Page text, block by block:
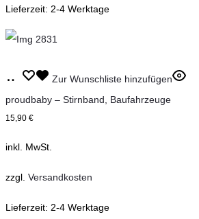
Optionen
können
der
Produktseite
gewählt
Lieferzeit: 2-4 Werktage
Ausführung
wählen
Dieses
Varianten
auf.
Optionen
Zur Wunschliste hinzufügen
proudbaby – Stirnband, Baufahrzeuge
15,90 €
inkl. MwSt.
zzgl. Versandkosten
Lieferzeit: 2-4 Werktage